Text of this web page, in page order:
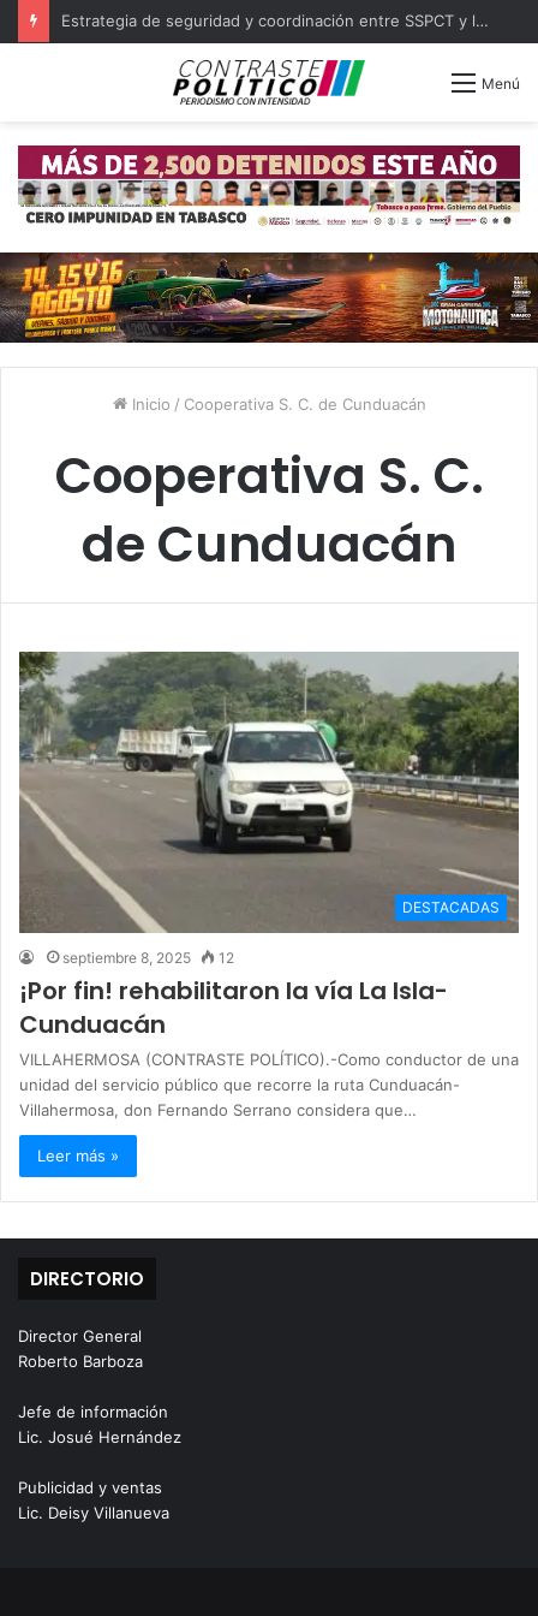
Estrategia de seguridad y coordinación entre SSPCT y las 16 policías municipales de Tabasco
Menú
Inicio / Cooperativa S. C. de Cunduacán
Cooperativa S. C.
de Cunduacán
DESTACADAS
septiembre 8, 2025 12
¡Por fin! rehabilitaron la vía La Isla-
Cunduacán
VILLAHERMOSA (CONTRASTE POLÍTICO).-Como conductor de una
unidad del servicio público que recorre la ruta Cunduacán-
Villahermosa, don Fernando Serrano considera que…
Leer más »
DIRECTORIO
Director General
Roberto Barboza
Jefe de información
Lic. Josué Hernández
Publicidad y ventas
Lic. Deisy Villanueva